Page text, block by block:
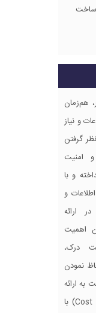
زیرساخت
هم‌زمان
و نیاز
گرفتن
امنیت
و با
و
ارائه
اهمیت
درک،
نمودن
ارائه
راهکارهای مقرون‌به‌صرفه (Cost Effective) با